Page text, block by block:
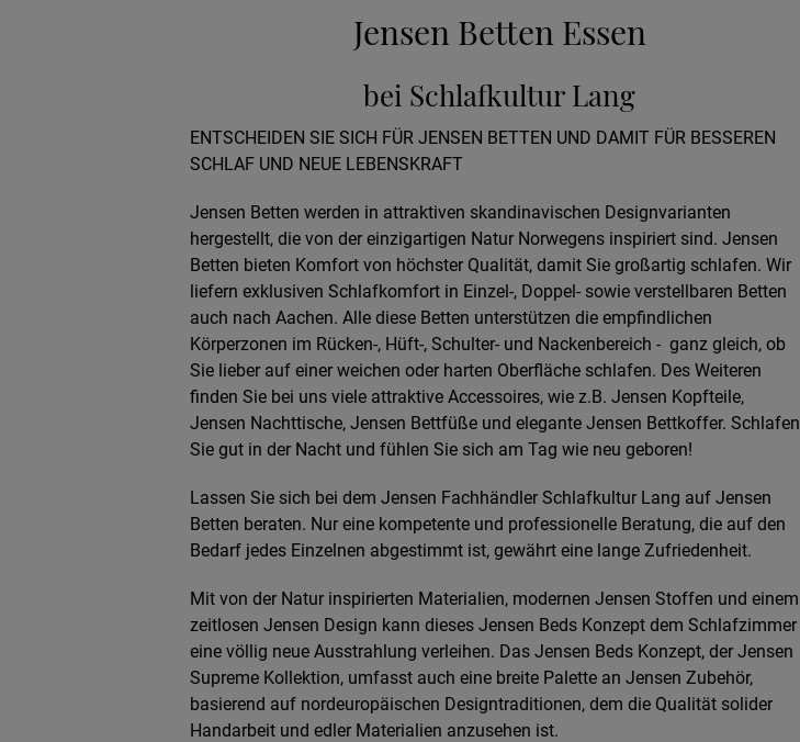
Jensen Betten Essen
bei Schlafkultur Lang
ENTSCHEIDEN SIE SICH FÜR JENSEN BETTEN UND DAMIT FÜR BESSEREN
SCHLAF UND NEUE LEBENSKRAFT
Jensen Betten werden in attraktiven skandinavischen Designvarianten
hergestellt, die von der einzigartigen Natur Norwegens inspiriert sind. Jensen
Betten bieten Komfort von höchster Qualität, damit Sie großartig schlafen. Wir
liefern exklusiven Schlafkomfort in Einzel-, Doppel- sowie verstellbaren Betten
auch nach Aachen. Alle diese Betten unterstützen die empfindlichen
Körperzonen im Rücken-, Hüft-, Schulter- und Nackenbereich - ganz gleich, ob
Sie lieber auf einer weichen oder harten Oberfläche schlafen. Des Weiteren
finden Sie bei uns viele attraktive Accessoires, wie z.B. Jensen Kopfteile,
Jensen Nachttische, Jensen Bettfüße und elegante Jensen Bettkoffer. Schlafen
Sie gut in der Nacht und fühlen Sie sich am Tag wie neu geboren!
Lassen Sie sich bei dem Jensen Fachhändler Schlafkultur Lang auf Jensen
Betten beraten. Nur eine kompetente und professionelle Beratung, die auf den
Bedarf jedes Einzelnen abgestimmt ist, gewährt eine lange Zufriedenheit.
Mit von der Natur inspirierten Materialien, modernen Jensen Stoffen und einem
zeitlosen Jensen Design kann dieses Jensen Beds Konzept dem Schlafzimmer
eine völlig neue Ausstrahlung verleihen. Das Jensen Beds Konzept, der Jensen
Supreme Kollektion, umfasst auch eine breite Palette an Jensen Zubehör,
basierend auf nordeuropäischen Designtraditionen, dem die Qualität solider
Handarbeit und edler Materialien anzusehen ist.